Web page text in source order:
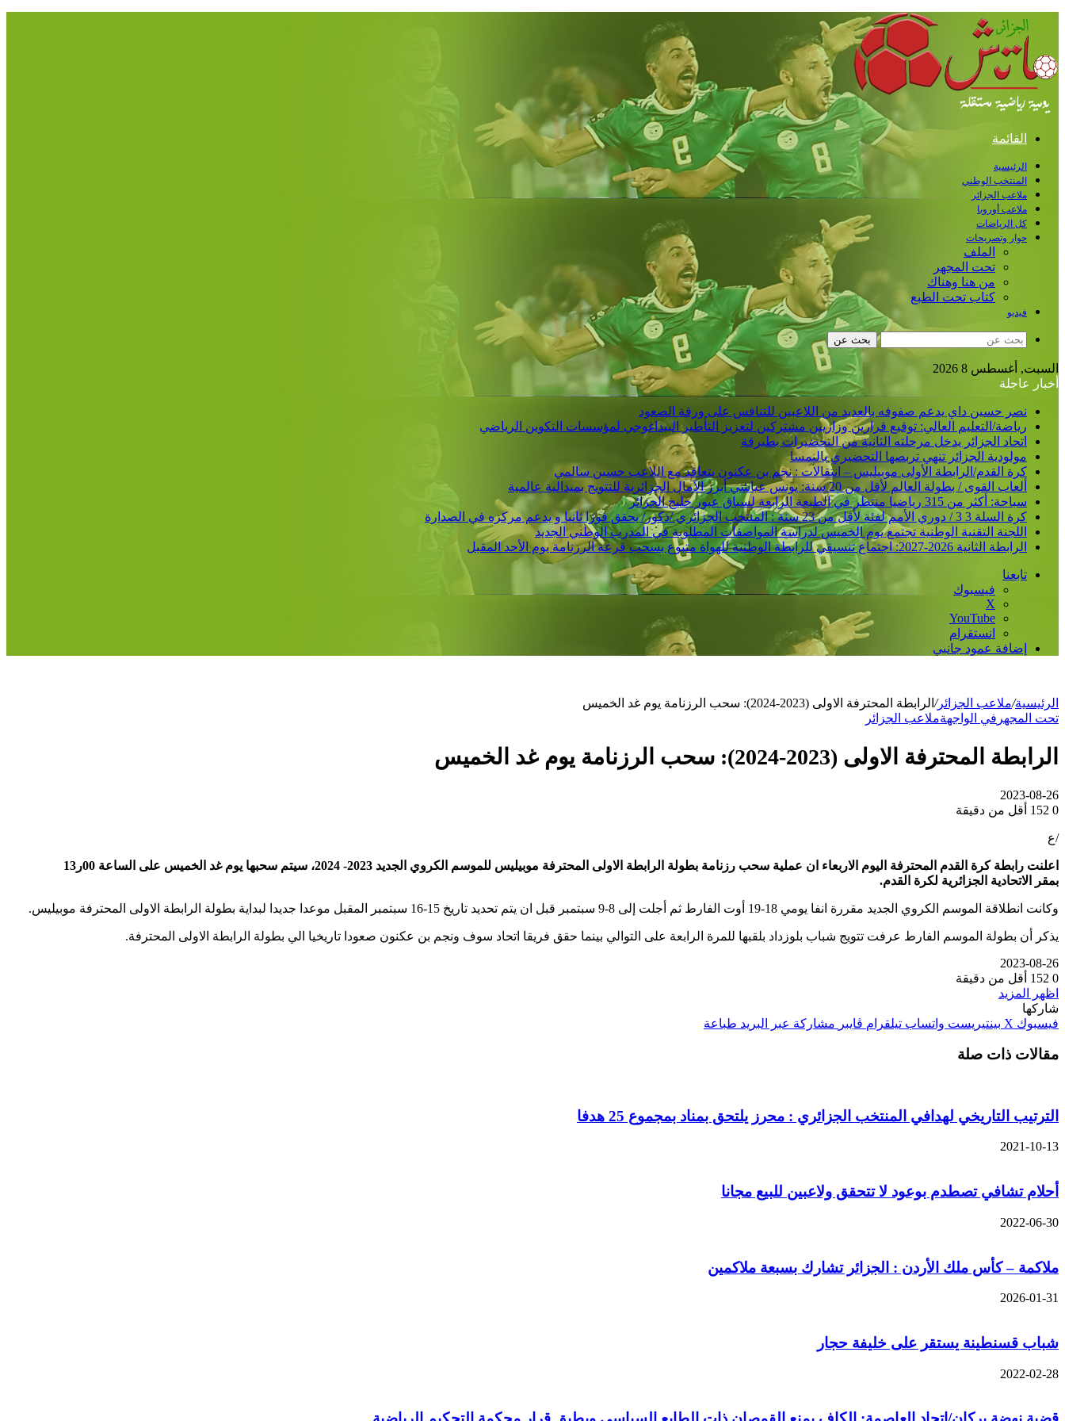
القائمة
الرئيسية
المنتخب الوطني
ملاعب الجزائر
ملاعب أوروبا
كل الرياضات
حوار وتصريحات
الملف
تحت المجهر
من هنا وهناك
كتاب تحت الطبع
فيديو
بحث عن
السبت, أغسطس 8 2026
أخبار عاجلة
نصر حسين داي يدعم صفوفه بالعديد من اللاعبين للتنافس على ورقة الصعود
رياضة/التعليم العالي: توقيع قرارين وزاريين مشتركين لتعزيز التأطير البيداغوجي لمؤسسات التكوين الرياضي
اتحاد الجزائر يدخل مرحلته الثانية من التحضيرات بطبرقة
مولودية الجزائر تنهي تربصها التحضيري بالنمسا
كرة القدم/الرابطة الأولى موبيليس – انتقالات : نجم بن عكنون يتعاقد مع اللاعب حسين سالمي
ألعاب القوى / بطولة العالم لأقل من 20 سنة: يونس عياشي أبرز الآمال الجزائرية للتتويج بميدالية عالمية
سباحة: أكثر من 315 رياضيا منتظر في الطبعة الرابعة لسباق عبور خليج الجزائر
كرة السلة 3 3 / دوري الأمم لفئة لأقل من 23 سنة : المنتخب الجزائري /ذكور/ يحقق فوزا ثانيا و يدعم مركزه في الصدارة
اللجنة التقنية الوطنية تجتمع يوم الخميس لدراسة المواصفات المطلوبة في المدرب الوطني الجديد
الرابطة الثانية 2026-2027: اجتماع تنسيقي للرابطة الوطنية للهواة متبوع بسحب قرعة الرزنامة يوم الأحد المقبل
تابعنا
فيسبوك
‫X
‫YouTube
انستقرام
إضافة عمود جانبي
الرئيسية/ملاعب الجزائر/ الرابطة المحترفة الاولى (2023-2024): سحب الرزنامة يوم غد الخميس
تحت المجهر في الواجهةملاعب الجزائر
الرابطة المحترفة الاولى (2023-2024): سحب الرزنامة يوم غد الخميس
2023-08-26
0
أقل من دقيقة
/ع
اعلنت رابطة كرة القدم المحترفة اليوم الاربعاء ان عملية سحب رزنامة بطولة الرابطة الاولى المحترفة موبيليس للموسم
الكروي الجديد 2023- 2024، سيتم سحبها يوم غد الخميس على الساعة 00ر13
بمقر
الاتحادية الجزائرية لكرة القدم.
وكانت انطلاقة الموسم الكروي الجديد مقررة انفا يومي 18-19 أوت الفارط ثم أجلت إلى 8-9 سبتمبر قبل ان يتم تحديد تاريخ 15-16 سبتمبر المقبل موعدا جديدا لبداية بطولة الرابطة الاولى المحترفة موبيليس.
يذكر أن بطولة الموسم الفارط عرفت تتويج شباب بلوزداد بلقبها للمرة الرابعة على التوالي بينما حقق فريقا اتحاد سوف ونجم بن عكنون صعودا تاريخيا الي بطولة الرابطة الاولى المحترفة.
2023-08-26
0
أقل من دقيقة
اظهر المزيد
شاركها
فيسبوك ‫X بينتيريست واتساب تيلقرام ڤايبر مشاركة عبر البريد طباعة
مقالات ذات صلة
الترتيب التاريخي لهدافي المنتخب الجزائري : محرز يلتحق بمناد بمجموع 25 هدفا
2021-10-13
أحلام تشافي تصطدم بوعود لا تتحقق ولاعبين للبيع مجانا
2022-06-30
ملاكمة – كأس ملك الأردن : الجزائر تشارك بسبعة ملاكمين
2026-01-31
شباب قسنطينة يستقر على خليفة حجار
2022-02-28